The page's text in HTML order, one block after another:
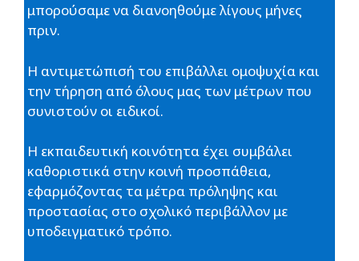
μπορούσαμε να διανοηθούμε λίγους μήνες
πριν.
Η αντιμετώπισή του επιβάλλει ομοψυχία και
την τήρηση από όλους μας των μέτρων που
συνιστούν οι ειδικοί.
Η εκπαιδευτική κοινότητα έχει συμβάλει
καθοριστικά στην κοινή προσπάθεια,
εφαρμόζοντας τα μέτρα πρόληψης και
προστασίας στο σχολικό περιβάλλον με
υποδειγματικό τρόπο.